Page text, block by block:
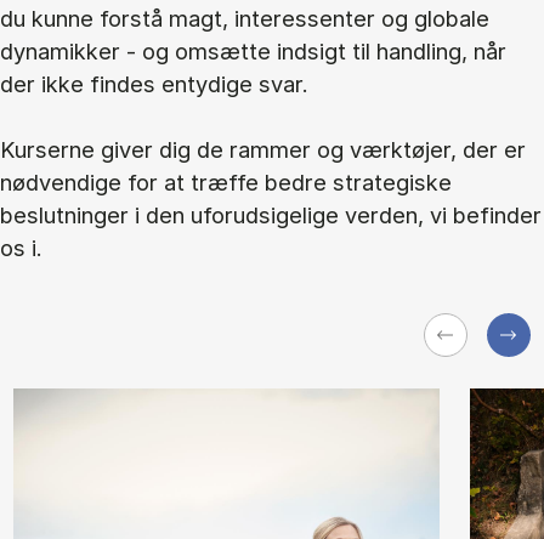
du kunne forstå magt, interessenter og globale
dynamikker - og omsætte indsigt til handling, når
der ikke findes entydige svar.
Kurserne giver dig de rammer og værktøjer, der er
nødvendige for at træffe bedre strategiske
beslutninger i den uforudsigelige verden, vi befinder
os i.